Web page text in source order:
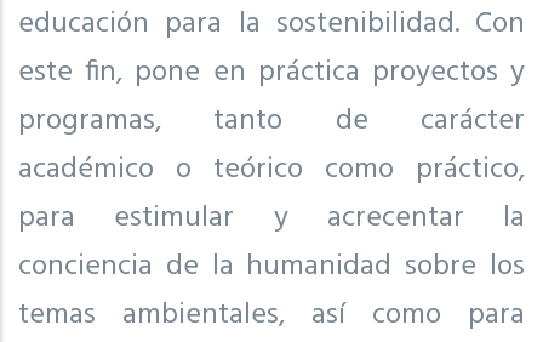
educación para la sostenibilidad. Con
este fin, pone en práctica proyectos y
programas, tanto de carácter
académico o teórico como práctico,
para estimular y acrecentar la
conciencia de la humanidad sobre los
temas ambientales, así como para